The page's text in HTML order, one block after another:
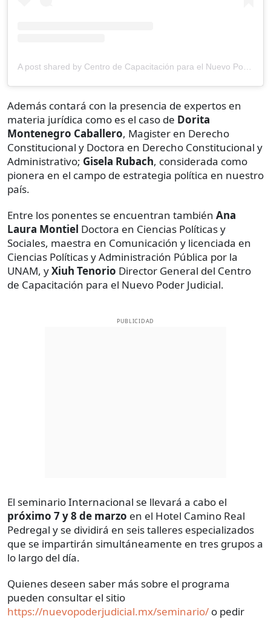
Además contará con la presencia de expertos en
materia jurídica como es el caso de Dorita
Montenegro Caballero, Magister en Derecho
Constitucional y Doctora en Derecho Constitucional y
Administrativo; Gisela Rubach, considerada como
pionera en el campo de estrategia política en nuestro
país.
Entre los ponentes se encuentran también Ana
Laura Montiel Doctora en Ciencias Políticas y
Sociales, maestra en Comunicación y licenciada en
Ciencias Políticas y Administración Pública por la
UNAM, yXiuh Tenorio Director General del Centro
de Capacitación para el Nuevo Poder Judicial.
PUBLICIDAD
El seminario Internacional se llevará a cabo el
próximo 7 y 8 de marzo en el Hotel Camino Real
Pedregal y se dividirá en seis talleres especializados
que se impartirán simultáneamente en tres grupos a
lo largo del día.
Quienes deseen saber más sobre el programa
pueden consultar el sitio
https://nuevopoderjudicial.mx/seminario/ o pedir